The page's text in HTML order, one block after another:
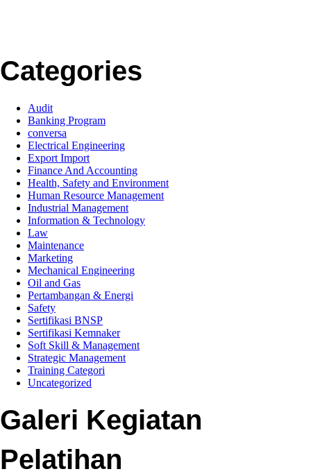
Categories
Audit
Banking Program
conversa
Electrical Engineering
Export Import
Finance And Accounting
Health, Safety and Environment
Human Resource Management
Industrial Management
Information & Technology
Law
Maintenance
Marketing
Mechanical Engineering
Oil and Gas
Pertambangan & Energi
Safety
Sertifikasi BNSP
Sertifikasi Kemnaker
Soft Skill & Management
Strategic Management
Training Categori
Uncategorized
Galeri Kegiatan
Pelatihan